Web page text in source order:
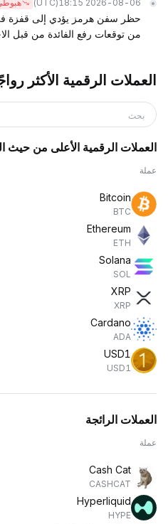
2026-08-06 18:15
(UTC)
حظر سفن هرمز يؤدي إلى قفزة في
من توقعات رفع الفائدة من قبل
العملات الرقمية الأكثر
بحث
العملات الرقمية الأعلى من حيث
عملة
Bitcoin
BTC
Ethereum
ETH
Solana
SOL
XRP
XRP
Cardano
ADA
USD1
USD1
العملات الرائجة
عملة
Cash Cat
CASHCAT
Hyperliquid
HYPE